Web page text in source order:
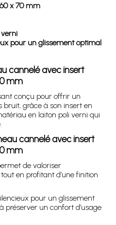
x 70 mm
pour un glissement optimal
cannelé avec insert
mm
conçu pour offrir un
grâce à son insert en
en laiton poli verni qui
cannelé avec insert
mm
de valoriser
en profitant d’une finition
pour un glissement
préserver un confort d’usage